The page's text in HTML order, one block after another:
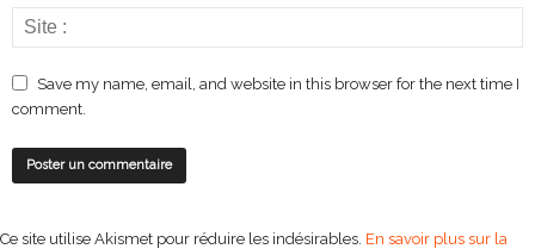
Save my name, email, and website in this browser for the next time I
comment.
Ce site utilise Akismet pour réduire les indésirables. En savoir plus sur la